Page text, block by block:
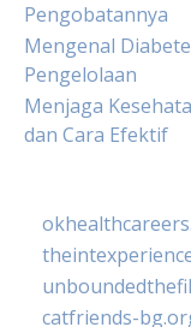
Pengobatannya
Mengenal
Pengelolaan
Menjaga
dan Cara Efektif
catfriends-